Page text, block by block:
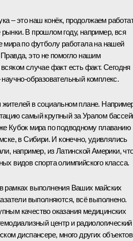
– это наш конёк, продолжаем
В прошлом году, например, вся
мира по футболу работала на нашей
это не помогло нашим
случае факт есть факт. Сегодня
образовательный комплекс.
жителей в социальном плане.
самый крупный за Уралом
Кубок мира по подводному плаванию
в Сибири. И конечно, удивлялись
например, из Латинской Америки,
видов спорта олимпийского класса.
рамках выполнения Ваших майских
выполняются, всё выполнено.
качество оказания медицинских
центр и радиологический
диспансере, много других